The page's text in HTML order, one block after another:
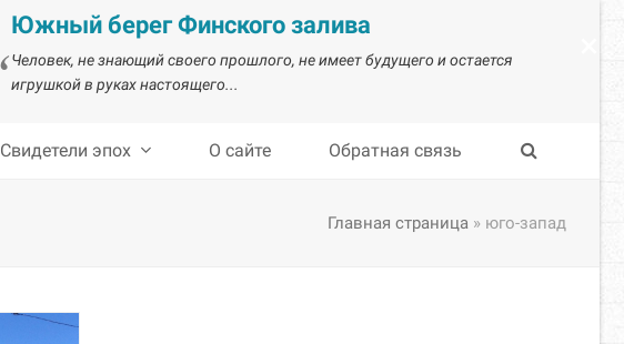
Южный берег Финского залива
Человек, не знающий своего прошлого, не имеет будущего и остается
игрушкой в руках настоящего...
Свидетели эпох О сайте Обратная связь
Главная страница » юго-запад